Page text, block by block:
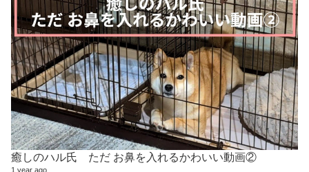
癒しのハル氏 ただ お鼻を入れるかわいい動画②
1 year ago